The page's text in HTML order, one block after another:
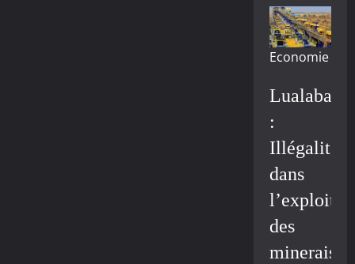
Economie
Lualaba
:
Illégalité
dans
des
minerais